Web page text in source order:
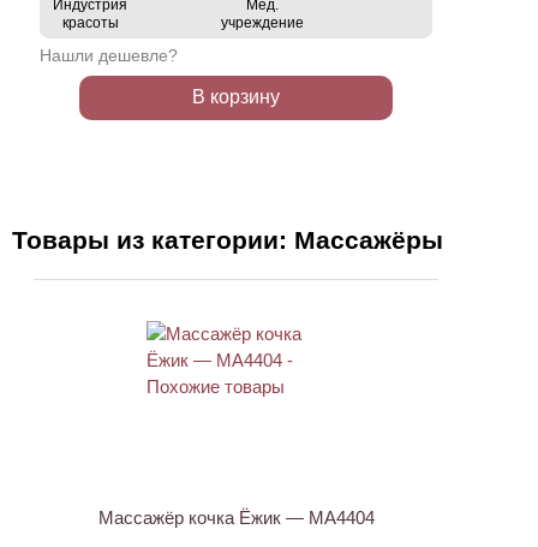
Индустрия
красоты
Мед.
учреждение
Нашли дешевле?
В корзину
Товары из категории: Массажёры
Массажёр кочка Ёжик — МА4404